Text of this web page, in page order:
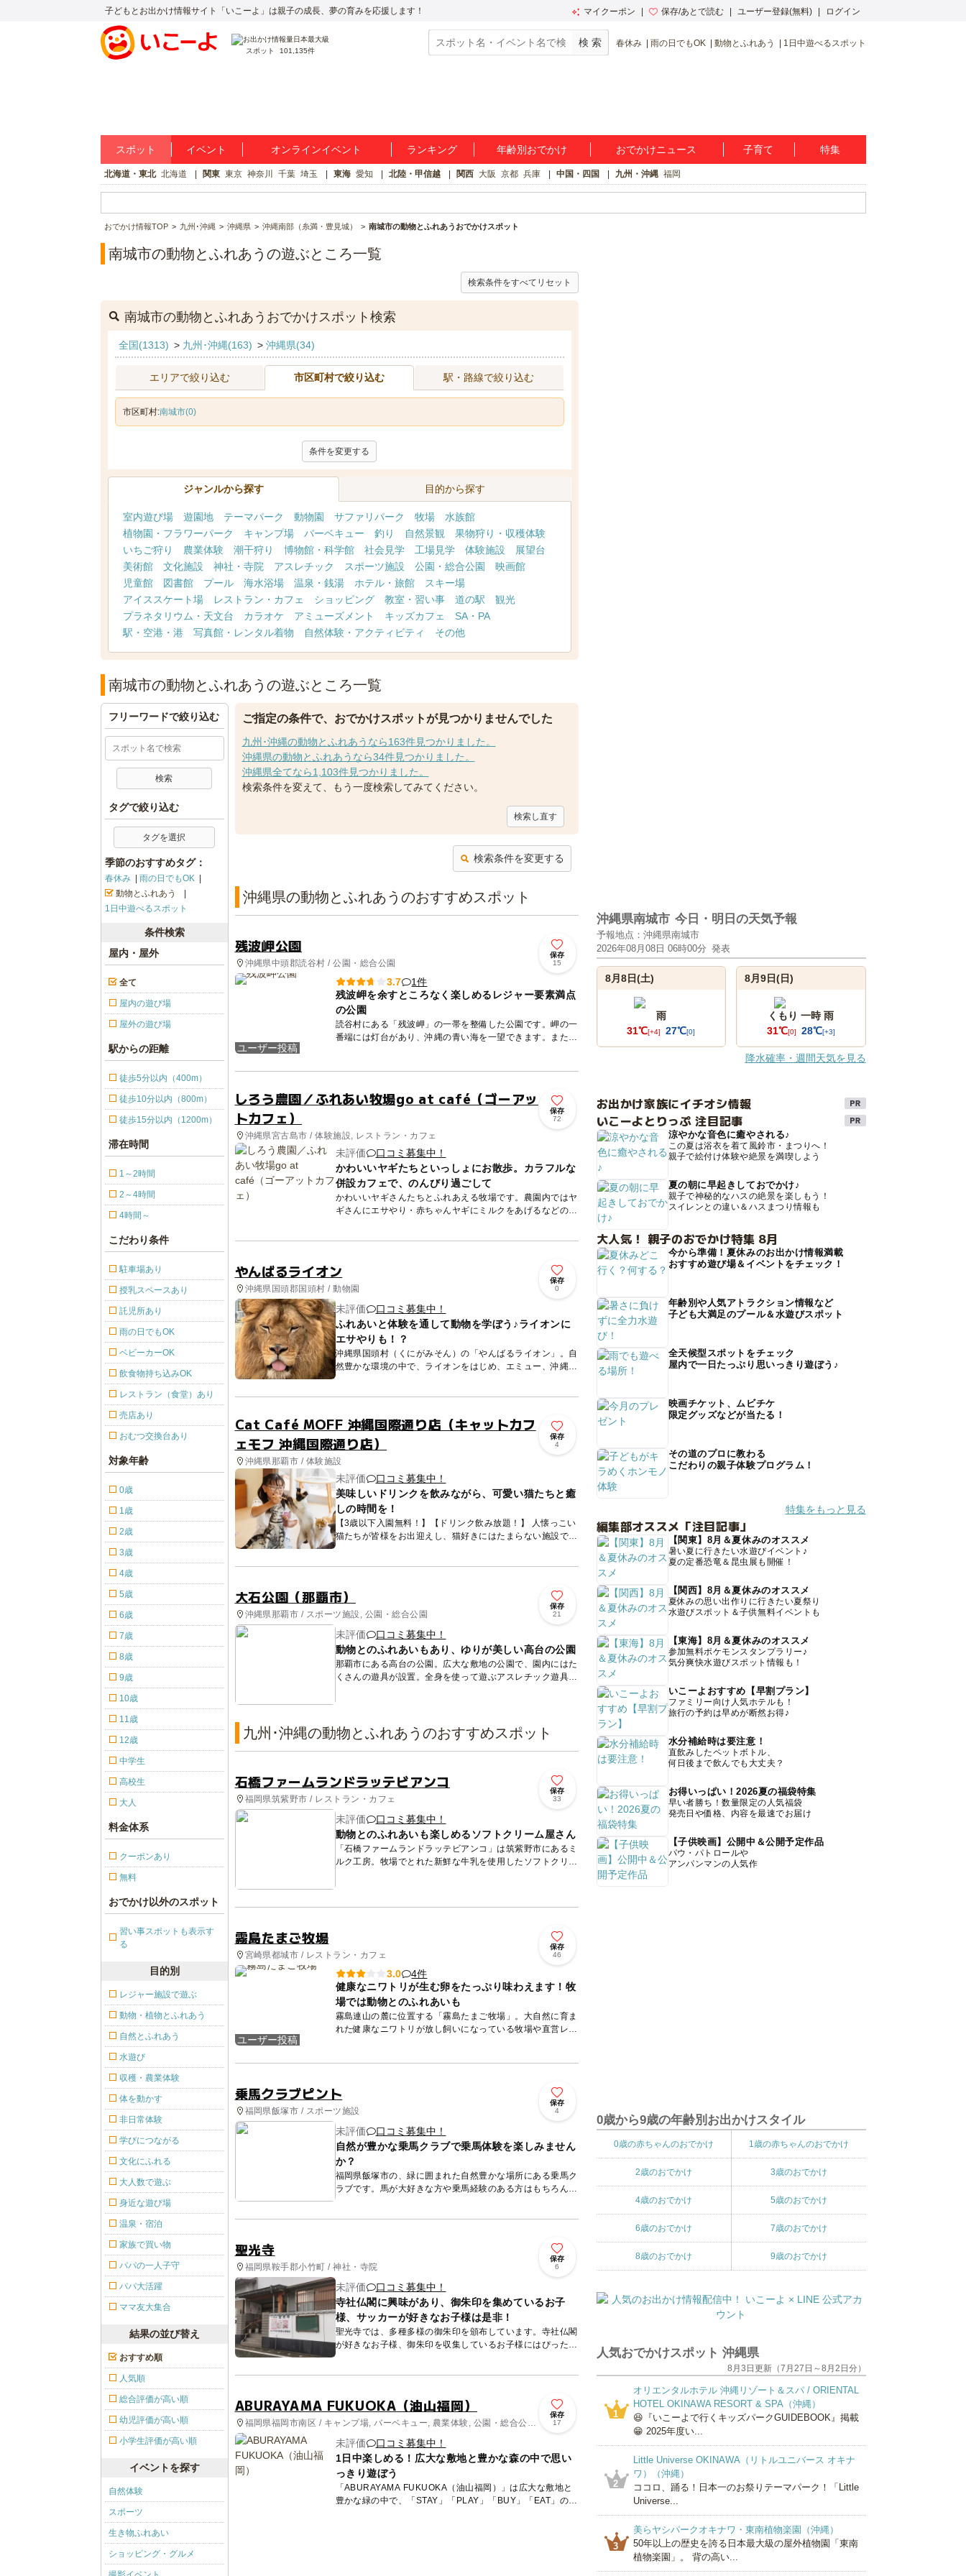
子どもとお出かけ情報サイト「いこーよ」は親子の成長、夢の育みを応援します！ マイクーポン 保存/あとで読む ユーザー登録(無料) ログイン
スポット 101,135件
春休み 雨の日でもOK 動物とふれあう 1日中遊べるスポット
スポット イベント オンラインイベント ランキング 年齢別おでかけ おでかけニュース 子育て 特集
北海道・東北 北海道 関東 東京 神奈川 千葉 埼玉 東海 愛知 北陸・甲信越 関西 大阪 京都 兵庫 中国・四国 九州・沖縄 福岡
おでかけ情報TOP 九州･沖縄 沖縄県 沖縄南部（糸満・豊見城） 南城市の動物とふれあうおでかけスポット
南城市の動物とふれあうの遊ぶところ一覧
検索条件をすべてリセット
南城市の動物とふれあうおでかけスポット検索
全国(1313) > 九州･沖縄(163) > 沖縄県(34)
エリアで絞り込む 市区町村で絞り込む 駅・路線で絞り込む
市区町村:南城市(0)
条件を変更する
ジャンルから探す 目的から探す
室内遊び場 遊園地 テーマパーク 動物園 サファリパーク 牧場
水族館
植物園・フラワーパーク
キャンプ場 バーベキュー 釣り 自然景観
果物狩り・収穫体験
いちご狩り
農業体験 潮干狩り 博物館・科学館 社会見学 工場見学 体験施設
展望台
美術館
文化施設 神社・寺院 アスレチック スポーツ施設 公園・総合公園
映画館
児童館
図書館 プール 海水浴場 温泉・銭湯 ホテル・旅館
スキー場
アイススケート場
レストラン・カフェ ショッピング 教室・習い事 道の駅
観光
プラネタリウム・天文台
カラオケ アミューズメント キッズカフェ
SA・PA
駅・空港・港
写真館・レンタル着物 自然体験・アクティビティ その他
南城市の動物とふれあうの遊ぶところ一覧
ご指定の条件で、おでかけスポットが見つかりませんでした
九州･沖縄の動物とふれあうなら163件見つかりました。
沖縄県の動物とふれあうなら34件見つかりました。
沖縄県全てなら1,103件見つかりました。
検索条件を変えて、もう一度検索してみてください。
検索し直す
検索条件を変更する
沖縄県の動物とふれあうのおすすめスポット
残波岬公園
沖縄県中頭郡読谷村 / 公園・総合公園
保存
15
ユーザー投稿
3.7
1件
残波岬を余すところなく楽しめるレジャー要素満点
の公園
読谷村にある「残波岬」の一帯を整備した公園です。岬の一
番端には灯台があり、沖縄の青い海を一望できます。また、
しろう農園／ふれあい牧場go at café（ゴーアッ
トカフェ）
沖縄県宮古島市 / 体験施設, レストラン・カフェ
保存
72
未評価
口コミ募集中！
かわいいヤギたちといっしょにお散歩。カラフルな
併設カフェで、のんびり過ごして
かわいいヤギさんたちとふれあえる牧場です。農園内ではヤ
ギさんにエサやり・赤ちゃんヤギにミルクをあげるなどの体
やんばるライオン
沖縄県国頭郡国頭村 / 動物園
保存
0
未評価
口コミ募集中！
ふれあいと体験を通して動物を学ぼう♪ライオンに
エサやりも！？
沖縄県国頭村（くにがみそん）の「やんばるライオン」。自
然豊かな環境の中で、ライオンをはじめ、エミュー、沖縄の
方言でヤギを指す「ヒージャー」、ヤマアラシ、ポニー、カ
Cat Café MOFF 沖縄国際通り店（キャットカフ
ェモフ 沖縄国際通り店）
沖縄県那覇市 / 体験施設
保存
4
未評価
口コミ募集中！
美味しいドリンクを飲みながら、可愛い猫たちと癒
しの時間を！
【3歳以下入園無料！】【ドリンク飲み放題！】 人懐っこい
猫たちが皆様をお出迎えし、猫好きにはたまらない施設で
す。ふわふわな毛並みにふれたり、おやつをあげたりする中
大石公園（那覇市）
沖縄県那覇市 / スポーツ施設, 公園・総合公園
保存
21
未評価
口コミ募集中！
動物とのふれあいもあり、ゆりが美しい高台の公園
那覇市にある高台の公園。広大な敷地の公園で、園内にはた
くさんの遊具が設置。全身を使って遊ぶアスレチック遊具や
具好きの子ど...
九州･沖縄の動物とふれあうのおすすめスポット
石橋ファームランドラッテビアンコ
福岡県筑紫野市 / レストラン・カフェ
保存
33
未評価
口コミ募集中！
動物とのふれあいも楽しめるソフトクリーム屋さん
「石橋ファームランドラッテビアンコ」は筑紫野市にあるミ
ルク工房。牧場でとれた新鮮な牛乳を使用したソフトクリー
イートインス...
霧島たまご牧場
宮崎県都城市 / レストラン・カフェ
保存
46
ユーザー投稿
3.0
4件
健康なニワトリが生む卵をたっぷり味わえます！牧
場では動物とのふれあいも
霧島連山の麓に位置する「霧島たまご牧場」。大自然に育ま
れた健康なニワトリが放し飼いになっている牧場や直営レス
乗馬クラブピント
福岡県飯塚市 / スポーツ施設
保存
4
未評価
口コミ募集中！
自然が豊かな乗馬クラブで乗馬体験を楽しみません
か？
福岡県飯塚市の、緑に囲まれた自然豊かな場所にある乗馬ク
ラブです。馬が大好きな方や乗馬経験のある方はもちろん、
乗馬を始めようか、迷っている方も大歓迎です！ 自然豊か
聖光寺
福岡県鞍手郡小竹町 / 神社・寺院
保存
6
未評価
口コミ募集中！
寺社仏閣に興味があり、御朱印を集めているお子
様、サッカーが好きなお子様は是非！
聖光寺では、多種多様の御朱印を頒布しています。寺社仏閣
が好きなお子様、御朱印を収集しているお子様にはぴったり
だと思います。 また、当寺は、アビスパ福岡を応援してお
ABURAYAMA FUKUOKA（油山福岡）
福岡県福岡市南区 / キャンプ場, バーベキュー, 農業体験, 公園・総合公
園, レストラン・カフェ
保存
17
未評価
口コミ募集中！
1日中楽しめる！広大な敷地と豊かな森の中で思い
っきり遊ぼう
「ABURAYAMA FUKUOKA（油山福岡）」は広大な敷地と
豊かな緑の中で、「STAY」「PLAY」「BUY」「EAT」のす
フリーワードで絞り込む
タグで絞り込む
タグを選択
季節のおすすめタグ：
春休み
雨の日でもOK
動物とふれあう
1日中遊べるスポット
条件検索
屋内・屋外
全て
屋内の遊び場
屋外の遊び場
駅からの距離
徒歩5分以内（400m）
徒歩10分以内（800m）
徒歩15分以内（1200m）
滞在時間
1～2時間
2～4時間
4時間～
こだわり条件
駐車場あり
授乳スペースあり
託児所あり
雨の日でもOK
ベビーカーOK
飲食物持ち込みOK
レストラン（食堂）あり
売店あり
おむつ交換台あり
対象年齢
0歳
1歳
2歳
3歳
4歳
5歳
6歳
7歳
8歳
9歳
10歳
11歳
12歳
中学生
高校生
大人
料金体系
クーポンあり
無料
おでかけ以外のスポット
習い事スポットも表示す
る
目的別
レジャー施設で遊ぶ
動物・植物とふれあう
自然とふれあう
水遊び
収穫・農業体験
体を動かす
非日常体験
学びにつながる
文化にふれる
大人数で遊ぶ
身近な遊び場
温泉・宿泊
家族で買い物
パパの一人子守
パパ大活躍
ママ友大集合
結果の並び替え
おすすめ順
人気順
総合評価が高い順
幼児評価が高い順
小学生評価が高い順
イベントを探す
自然体験
スポーツ
生き物ふれあい
ショッピング・グルメ
沖縄県南城市 今日・明日の天気予報
予報地点：沖縄県南城市
2026年08月08日 06時00分 発表
8月8日(土)
雨
31℃[+4] 27℃[0]
8月9日(日)
くもり 一時 雨
31℃[0] 28℃[+3]
降水確率・週間天気を見る
お出かけ家族にイチオシ情報
いこーよとりっぷ 注目記事
涼やかな音色に癒やされる♪
この夏は浴衣を着て風鈴市・まつりへ！
親子で絵付け体験や絶景を満喫しよう
夏の朝に早起きしておでかけ♪
親子で神秘的なハスの絶景を楽しもう！
スイレンとの違い＆ハスまつり情報も
大人気！ 親子のおでかけ特集 8月
今から準備！夏休みのお出かけ情報満載
おすすめ遊び場＆イベントをチェック！
年齢別や人気アトラクション情報など
子ども大満足のプール＆水遊びスポット
全天候型スポットをチェック
屋内で一日たっぷり思いっきり遊ぼう♪
映画チケット、ムビチケ
限定グッズなどが当たる！
その道のプロに教わる
こだわりの親子体験プログラム！
特集をもっと見る
編集部オススメ「注目記事」
【関東】8月＆夏休みのオススメ
暑い夏に行きたい水遊びイベント♪
夏の定番恐竜＆昆虫展も開催！
【関西】8月＆夏休みのオススメ
夏休みの思い出作りに行きたい夏祭り
水遊びスポット＆子供無料イベントも
【東海】8月＆夏休みのオススメ
参加無料ポケモンスタンプラリー♪
気分爽快水遊びスポット情報も！
いこーよおすすめ【早割プラン】
ファミリー向け人気ホテルも！
旅行の予約は早めが断然お得♪
水分補給時は要注意！
直飲みしたペットボトル、
何日後まで飲んでも大丈夫？
お得いっぱい！2026夏の福袋特集
早い者勝ち！数量限定の人気福袋
発売日や価格、内容を最速でお届け
【子供映画】公開中＆公開予定作品
パウ・パトロールや
アンパンマンの人気作
0歳から9歳の年齢別お出かけスタイル
0歳の赤ちゃんのおでかけ 1歳の赤ちゃんのおでかけ
2歳のおでかけ 3歳のおでかけ
4歳のおでかけ 5歳のおでかけ
6歳のおでかけ 7歳のおでかけ
8歳のおでかけ 9歳のおでかけ
人気おでかけスポット 沖縄県
8月3日更新（7月27日～8月2日分）
1
オリエンタルホテル 沖縄リゾート＆スパ / ORIENTAL
HOTEL OKINAWA RESORT & SPA（沖縄）
😆『いこーよで行くキッズパークGUIDEBOOK』掲載
😁 2025年度い...
2
Little Universe OKINAWA（リトルユニバース オキナ
ワ）（沖縄）
ココロ、踊る！日本一のお祭りテーマパーク！「Little
Universe...
3
美らヤシパークオキナワ・東南植物楽園（沖縄）
50年以上の歴史を誇る日本最大級の屋外植物園「東南
植物楽園」。 背の高い...